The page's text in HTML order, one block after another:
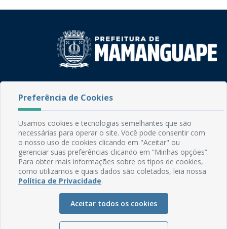
Rua do Imperador, 78, Centro
CEP: 58.280-000 - Mamanguape/PB
Expediente: Segunda à Sexta, das 08h às 13h
Mapa do Site
Perguntas frequentes
Manual de Navegação
Glossário
Preferência de Cookies
Usamos cookies e tecnologias semelhantes que são
necessárias para operar o site. Você pode consentir com
o nosso uso de cookies clicando em "Aceitar" ou
gerenciar suas preferências clicando em “Minhas opções”.
Para obter mais informações sobre os tipos de cookies,
como utilizamos e quais dados são coletados, leia nossa
Política de Privacidade.
Aceitar todos os cookies